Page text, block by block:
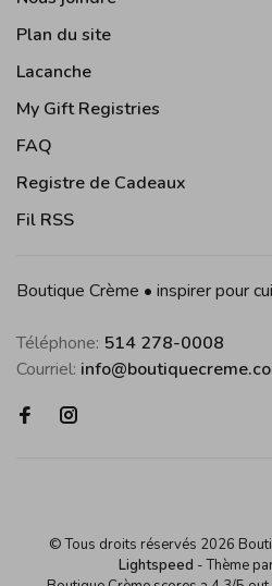
Plan du site
Lacanche
My Gift Registries
FAQ
Registre de Cadeaux
Fil RSS
Boutique Crème • inspirer pour
Téléphone: 514 278-0008
Courriel:
© Tous droits réservés 2026
Lightspeed - Thème